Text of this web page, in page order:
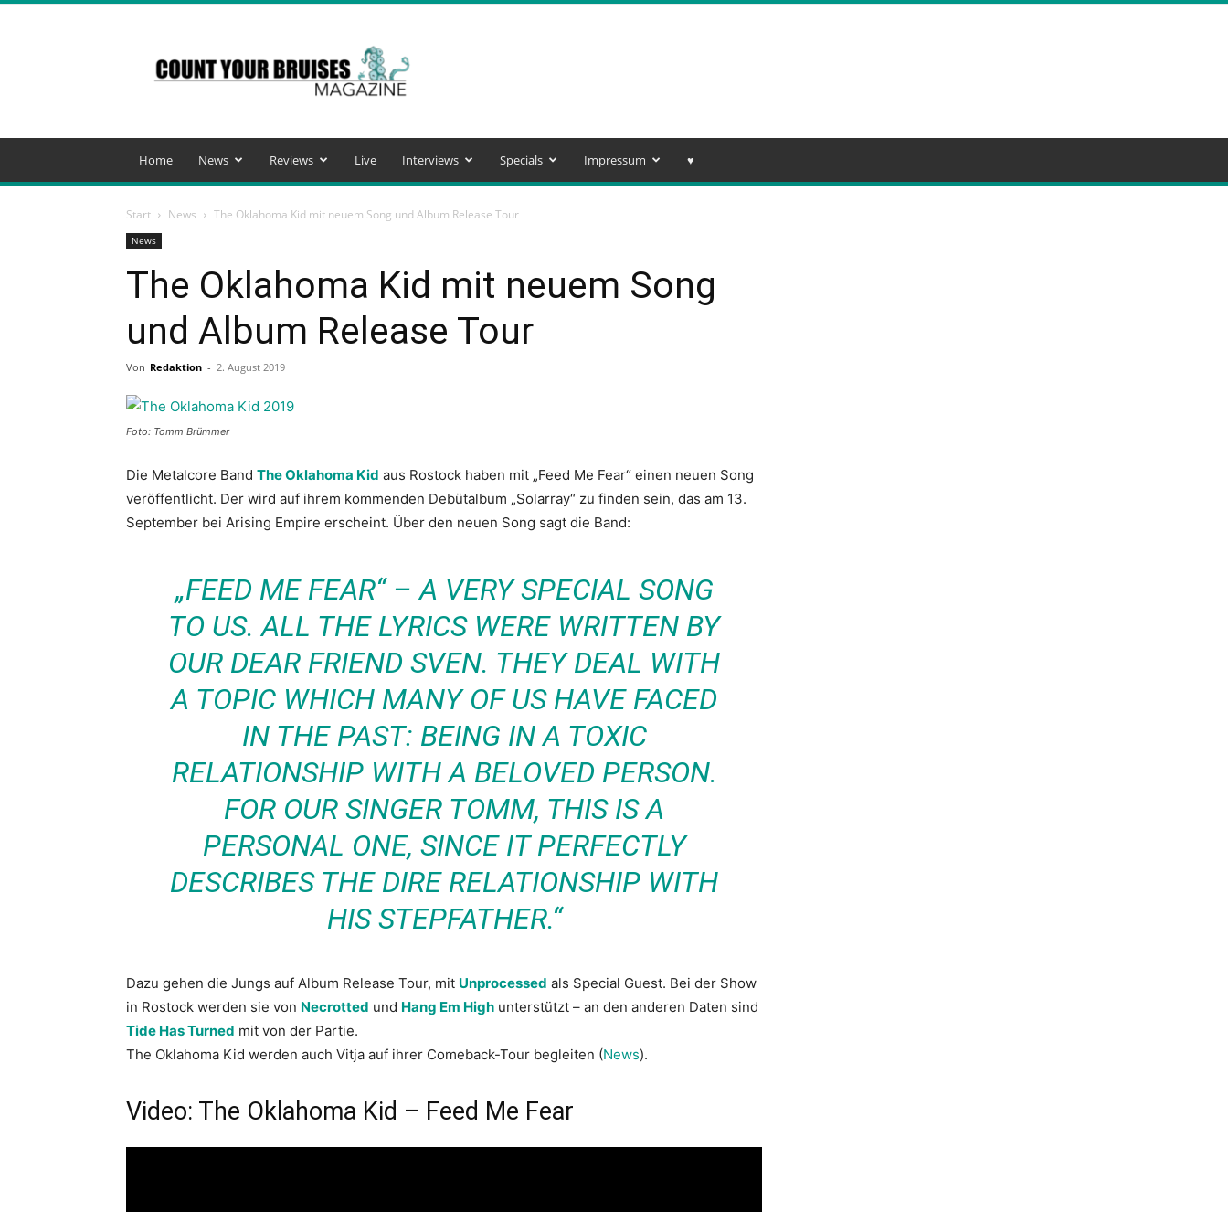
Your
Bruises
Magazine
Home News Reviews Live Interviews Specials Impressum ♥️
Start News The Oklahoma Kid mit neuem Song und Album Release Tour
News
The Oklahoma Kid mit neuem Song
und Album Release Tour
Von Redaktion - 2. August 2019
Foto: Tomm Brümmer
Die Metalcore Band The Oklahoma Kid aus Rostock haben mit „Feed Me Fear“ einen neuen Song
veröffentlicht. Der wird auf ihrem kommenden Debütalbum „Solarray“ zu finden sein, das am 13.
September bei Arising Empire erscheint. Über den neuen Song sagt die Band:
„FEED ME FEAR“ – A VERY SPECIAL SONG
TO US. ALL THE LYRICS WERE WRITTEN BY
OUR DEAR FRIEND SVEN. THEY DEAL WITH
A TOPIC WHICH MANY OF US HAVE FACED
IN THE PAST: BEING IN A TOXIC
RELATIONSHIP WITH A BELOVED PERSON.
FOR OUR SINGER TOMM, THIS IS A
PERSONAL ONE, SINCE IT PERFECTLY
DESCRIBES THE DIRE RELATIONSHIP WITH
HIS STEPFATHER.“
Dazu gehen die Jungs auf Album Release Tour, mit Unprocessed als Special Guest. Bei der Show
in Rostock werden sie von Necrotted und Hang Em High unterstützt – an den anderen Daten sind
Tide Has Turned mit von der Partie.
The Oklahoma Kid werden auch Vitja auf ihrer Comeback-Tour begleiten (News).
Video: The Oklahoma Kid – Feed Me Fear